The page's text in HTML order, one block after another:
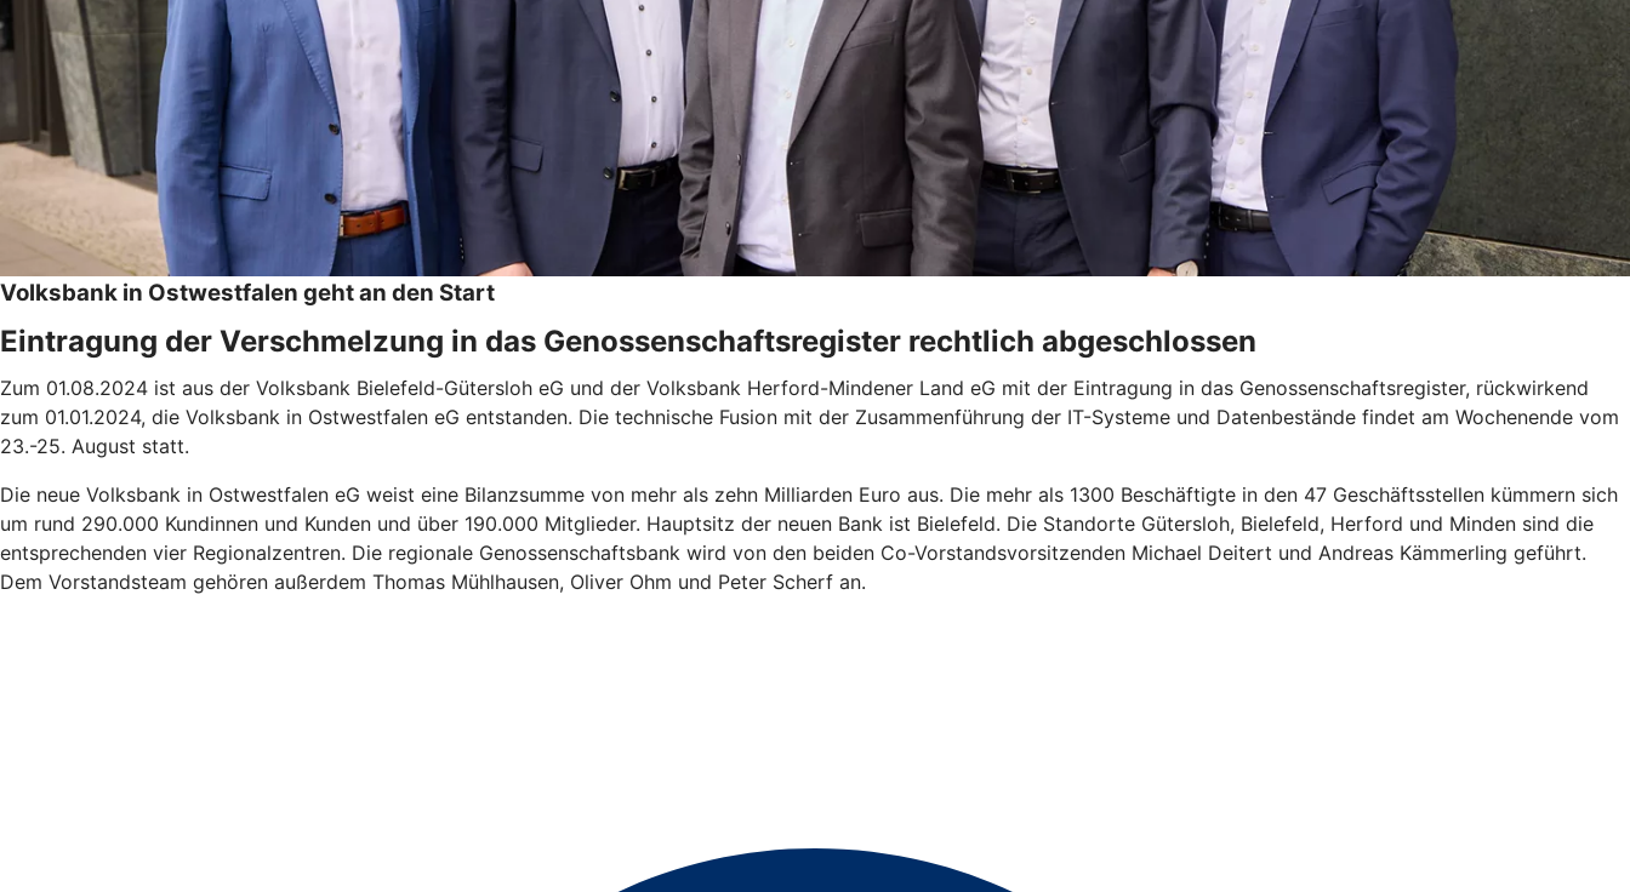
Volksbank in Ostwestfalen geht an den Start
Eintragung der Verschmelzung in das Genossenschaftsregister rechtlich abgeschlossen
Zum 01.08.2024 ist aus der Volksbank Bielefeld-Gütersloh eG und der Volksbank Herford-Mindener Land eG mit der Eintragung in das Genossenschaftsregister, rückwirkend
zum 01.01.2024, die Volksbank in Ostwestfalen eG entstanden. Die technische Fusion mit der Zusammenführung der IT-Systeme und Datenbestände findet am Wochenende vom
23.-25. August statt.
Die neue Volksbank in Ostwestfalen eG weist eine Bilanzsumme von mehr als zehn Milliarden Euro aus. Die mehr als 1300 Beschäftigte in den 47 Geschäftsstellen kümmern sich
um rund 290.000 Kundinnen und Kunden und über 190.000 Mitglieder. Hauptsitz der neuen Bank ist Bielefeld. Die Standorte Gütersloh, Bielefeld, Herford und Minden sind die
entsprechenden vier Regionalzentren. Die regionale Genossenschaftsbank wird von den beiden Co-Vorstandsvorsitzenden Michael Deitert und Andreas Kämmerling geführt.
Dem Vorstandsteam gehören außerdem Thomas Mühlhausen, Oliver Ohm und Peter Scherf an.